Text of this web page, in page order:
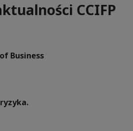
CCIFP
Business